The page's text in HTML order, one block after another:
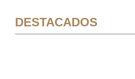
DESTACADOS